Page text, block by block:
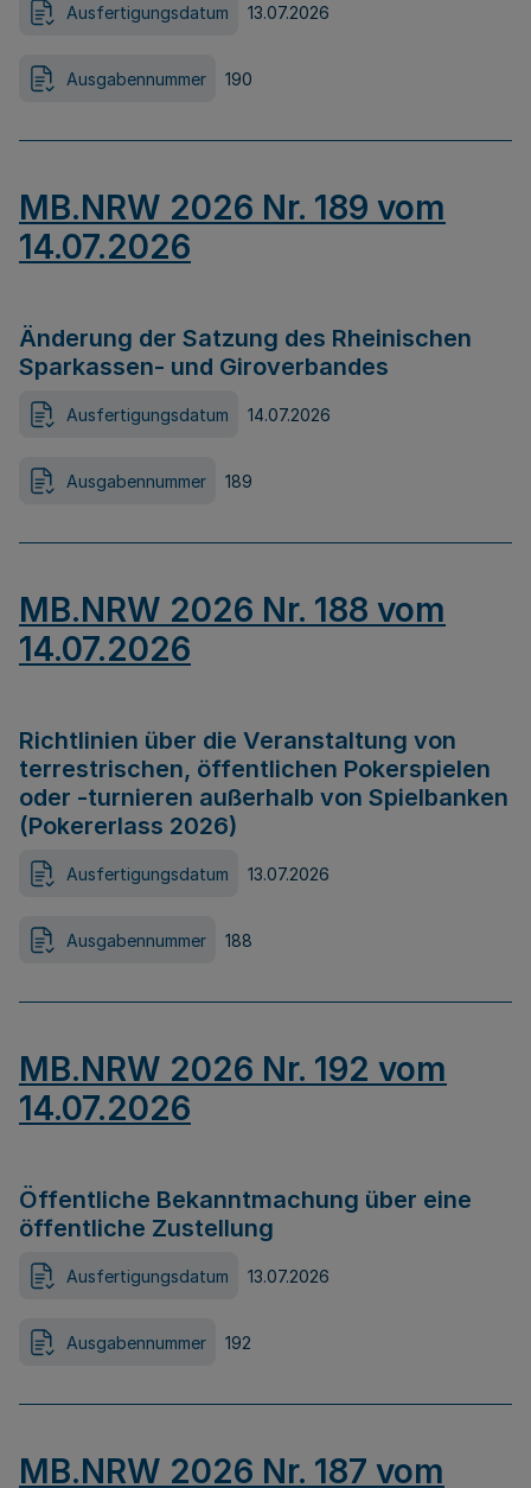
Ausfertigungsdatum 13.07.2026
Ausgabennummer 190
MB.NRW 2026 Nr. 189 vom
14.07.2026
Änderung der Satzung des Rheinischen
Sparkassen- und Giroverbandes
Ausfertigungsdatum 14.07.2026
Ausgabennummer 189
MB.NRW 2026 Nr. 188 vom
14.07.2026
Richtlinien über die Veranstaltung von
terrestrischen, öffentlichen Pokerspielen
oder -turnieren außerhalb von Spielbanken
(Pokererlass 2026)
Ausfertigungsdatum 13.07.2026
Ausgabennummer 188
MB.NRW 2026 Nr. 192 vom
14.07.2026
Öffentliche Bekanntmachung über eine
öffentliche Zustellung
Ausfertigungsdatum 13.07.2026
Ausgabennummer 192
MB.NRW 2026 Nr. 187 vom